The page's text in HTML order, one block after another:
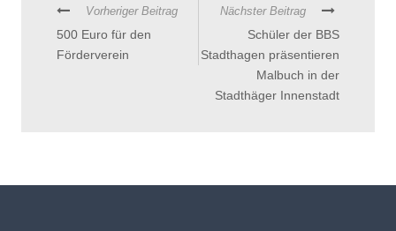
Vorheriger Beitrag
500 Euro für den
Förderverein
Nächster Beitrag
Schüler der BBS
Stadthagen präsentieren
Malbuch in der
Stadthäger Innenstadt